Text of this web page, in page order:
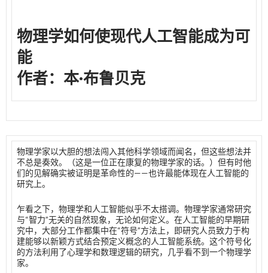
物理学如何使现代人工智能成为可
能
作者：本·布鲁贝克
物理学家以大胆的想法闯入其他科学领域而闻名，但这些想法并
不总是奏效。（这是一位正在康复的物理学家的话。）但有时他
们的见解确实被证明是革命性的——也许最能体现在人工智能的
研究上。
乍看之下，物理学和人工智能似乎不太搭调。物理学家通常研究
与“智力”无关的自然现象，无论如何定义。在人工智能的早期研
究中，大部分工作都集中在“符号”方法上，即研究人员致力于构
建能够以新颖方式结合预定义概念的人工智能系统。这个符号化
的方法利用了心理学和数理逻辑的研究，几乎看不到一个物理学
家。